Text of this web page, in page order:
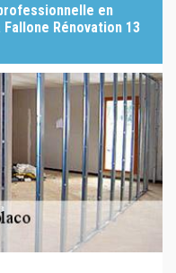
en
Rénovation 13